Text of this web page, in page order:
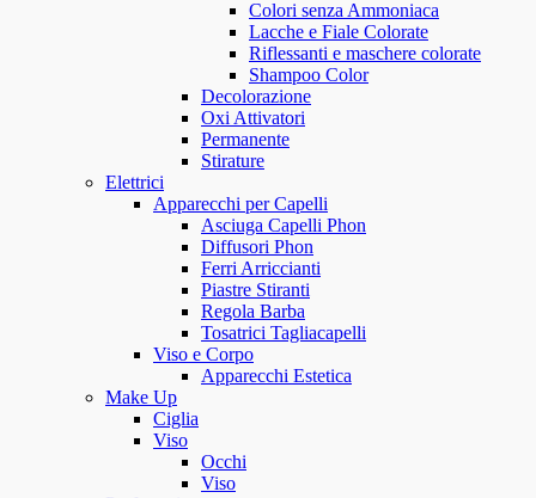
Colori senza Ammoniaca
Lacche e Fiale Colorate
Riflessanti e maschere colorate
Shampoo Color
Decolorazione
Oxi Attivatori
Permanente
Stirature
Elettrici
Apparecchi per Capelli
Asciuga Capelli Phon
Diffusori Phon
Ferri Arriccianti
Piastre Stiranti
Regola Barba
Tosatrici Tagliacapelli
Viso e Corpo
Apparecchi Estetica
Make Up
Ciglia
Viso
Occhi
Viso